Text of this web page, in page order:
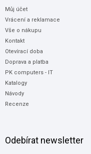
Můj účet
Vrácení a reklamace
Vše o nákupu
Kontakt
Otevírací doba
Doprava a platba
PK computers - IT
Katalogy
Návody
Recenze
Odebírat newsletter